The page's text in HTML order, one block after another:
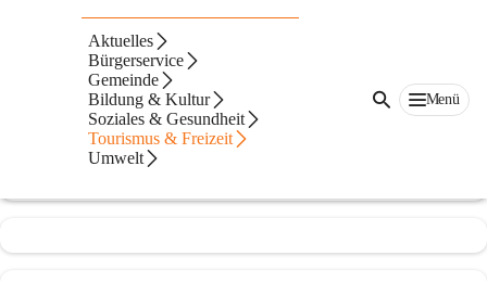
Aktuelles
Bürgerservice
Gemeinde
Bildung & Kultur
Soziales & Gesundheit
Tourismus & Freizeit
Umwelt
Menü
Freiwillige Feuerwehr Leitersdorf
Feuerwehr
In CITIES öffnen